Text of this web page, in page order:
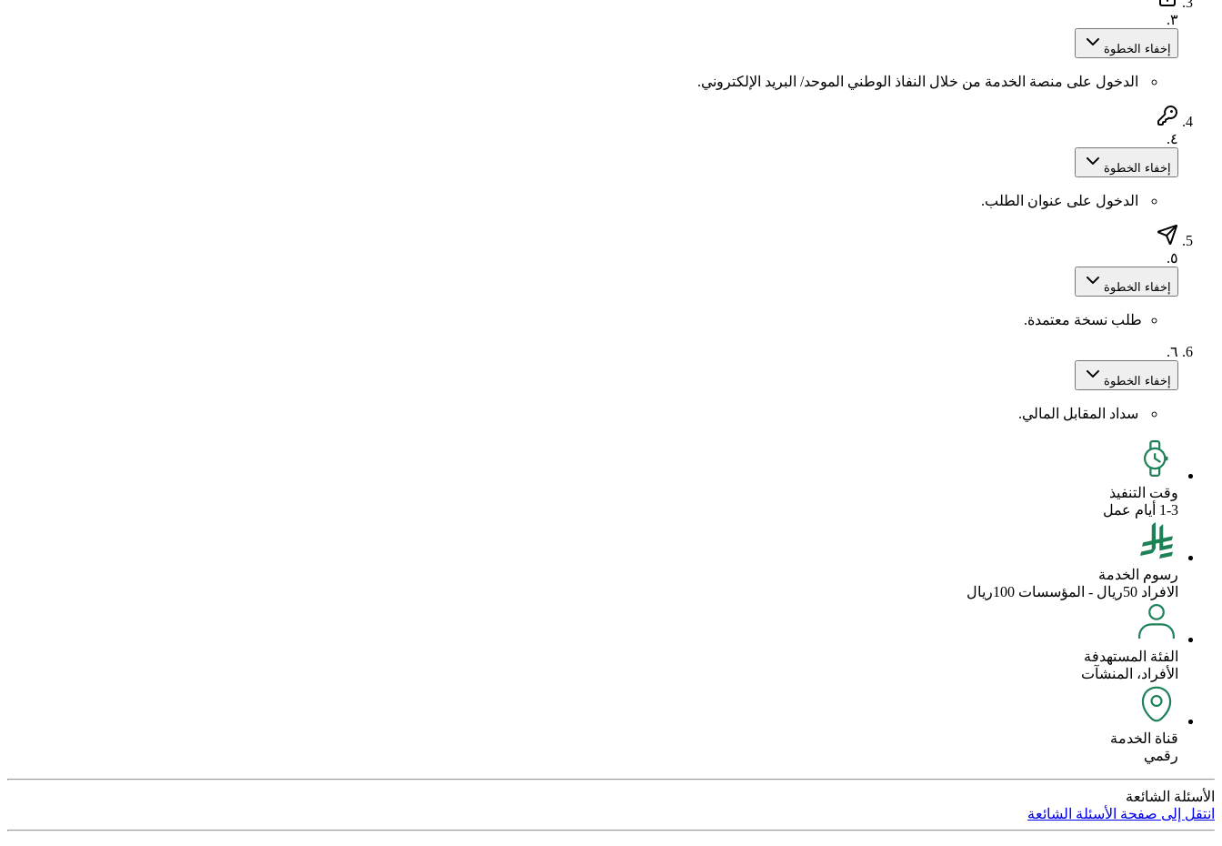
٣.
إخفاء الخطوة
الدخول على منصة الخدمة من خلال النفاذ الوطني الموحد/ البريد الإلكتروني.
٤.
إخفاء الخطوة
الدخول على عنوان الطلب.
٥.
إخفاء الخطوة
طلب نسخة معتمدة.
٦.
إخفاء الخطوة
سداد المقابل المالي.
وقت التنفيذ
1-3 أيام عمل
رسوم الخدمة
الافراد 50ريال - المؤسسات 100ريال
الفئة المستهدفة
الأفراد، المنشآت
قناة الخدمة
رقمي
الأسئلة الشائعة
انتقل إلى صفحة الأسئلة الشائعة